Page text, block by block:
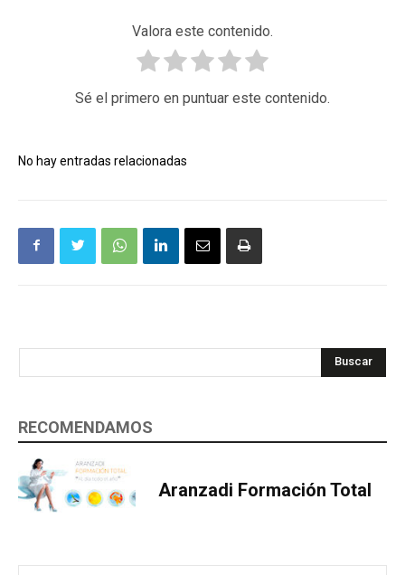
Valora este contenido.
Sé el primero en puntuar este contenido.
No hay entradas relacionadas
Buscar
RECOMENDAMOS
Aranzadi Formación Total